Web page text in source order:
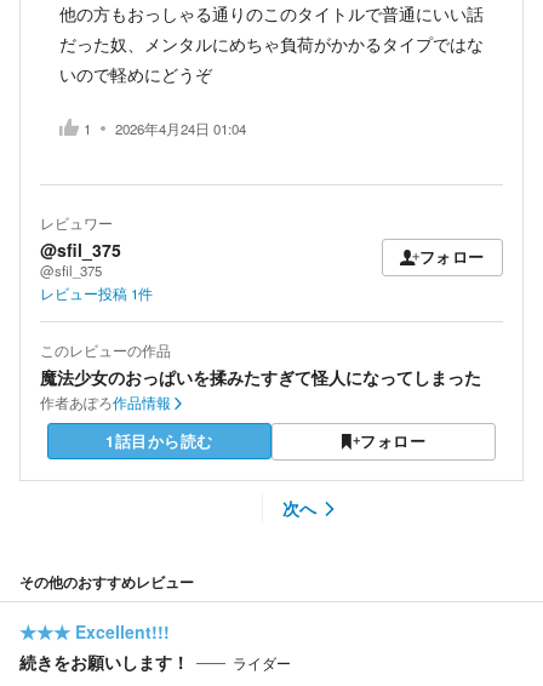
他の方もおっしゃる通りのこのタイトルで普通にいい話
だった奴、メンタルにめちゃ負荷がかかるタイプではな
いので軽めにどうぞ
1 2026年4月24日 01:04
レビュワー
@sfil_375
@sfil_375
フォロー
レビュー投稿 1件
このレビューの作品
魔法少女のおっぱいを揉みたすぎて怪人になってしまった
作者あぽろ作品情報
1話目から読む フォロー
次へ
その他のおすすめレビュー
★★★ Excellent!!!
続きをお願いします！
ライダー